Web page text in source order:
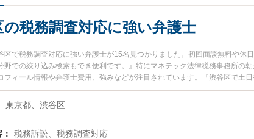
の税務調査対応に強い弁護士
区で税務調査対応に強い弁護士が15名見つかりました。初回面談無料や
野での絞り込み検索もでき便利です。』特にマネテック法律税務事務所の
フィール情報や弁護士費用、強みなどが注目されています。『渋谷区で土
解決の実績豊富な近くの弁護士を検索したい』『初回相談無料で税務調査
東京都、渋谷区
税務訴訟、税務調査対応